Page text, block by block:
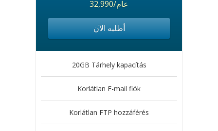
32,990/عام
أطلبه الآن
20GB Tárhely kapacítás
Korlátlan E-mail fiók
Korlátlan FTP hozzáférés